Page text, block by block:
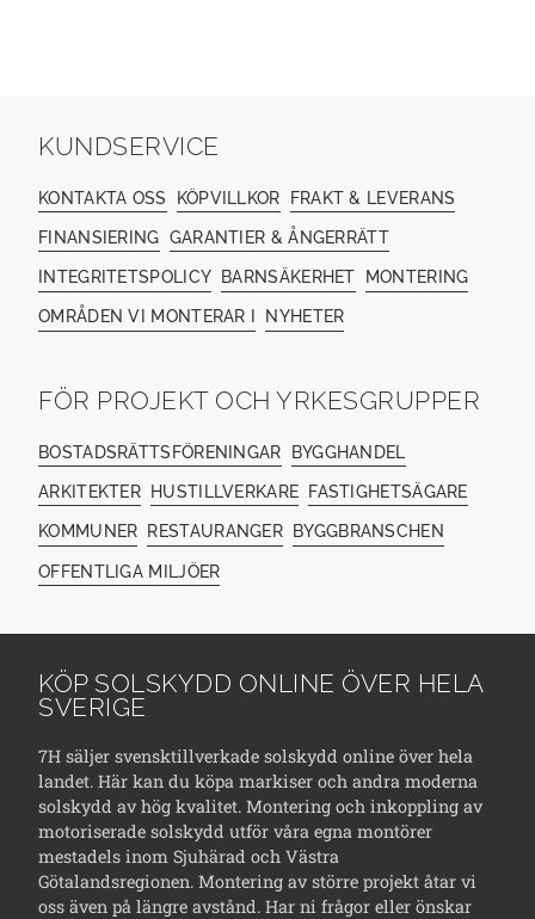
KUNDSERVICE
KONTAKTA OSS KÖPVILLKOR FRAKT & LEVERANS
FINANSIERING GARANTIER & ÅNGERRÄTT
INTEGRITETSPOLICY BARNSÄKERHET MONTERING
OMRÅDEN VI MONTERAR I NYHETER
FÖR PROJEKT OCH YRKESGRUPPER
BOSTADSRÄTTSFÖRENINGAR BYGGHANDEL
ARKITEKTER HUSTILLVERKARE FASTIGHETSÄGARE
KOMMUNER RESTAURANGER BYGGBRANSCHEN
OFFENTLIGA MILJÖER
KÖP SOLSKYDD ONLINE ÖVER HELA
SVERIGE
7H säljer svensktillverkade solskydd online över hela
landet. Här kan du köpa markiser och andra moderna
solskydd av hög kvalitet. Montering och inkoppling av
motoriserade solskydd utför våra egna montörer
mestadels inom Sjuhärad och Västra
Götalandsregionen. Montering av större projekt åtar vi
oss även på längre avstånd. Har ni frågor eller önskar